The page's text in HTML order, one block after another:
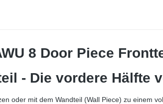
8 Door Piece
- Die vordere Hälfte
oder mit dem Wandteil (Wall Piece) zu einem